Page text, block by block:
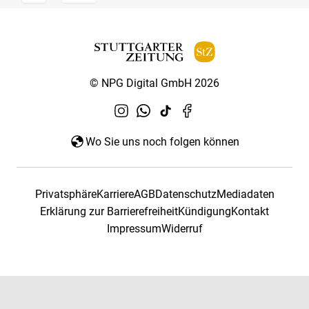
© NPG Digital GmbH 2026
Wo Sie uns noch folgen können
PrivatsphäreKarriereAGBDatenschutzMediadaten
Erklärung zur BarrierefreiheitKündigungKontakt
ImpressumWiderruf